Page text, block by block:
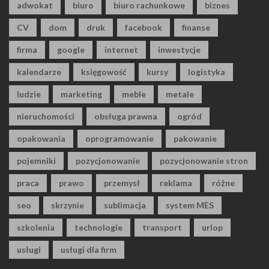
adwokat biuro biuro rachunkowe biznes
CV dom druk facebook finanse
firma google internet inwestycje
kalendarze księgowość kursy logistyka
ludzie marketing meble metale
nieruchomości obsługa prawna ogród
opakowania oprogramowanie pakowanie
pojemniki pozycjonowanie pozycjonowanie stron
praca prawo przemysł reklama różne
seo skrzynie sublimacja system MES
szkolenia technologie transport urlop
usługi usługi dla firm